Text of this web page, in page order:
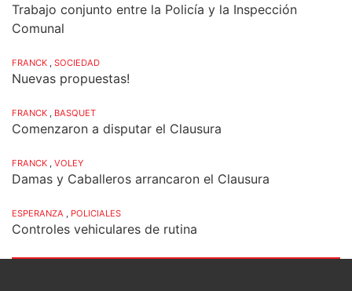
Trabajo conjunto entre la Policía y la Inspección
Comunal
FRANCK SOCIEDAD
Nuevas propuestas!
FRANCK BASQUET
Comenzaron a disputar el Clausura
FRANCK VOLEY
Damas y Caballeros arrancaron el Clausura
ESPERANZA POLICIALES
Controles vehiculares de rutina